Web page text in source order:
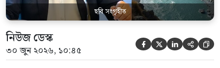
ছবি সংগৃহীত
নিউজ ডেস্ক
৩০ জুন ২০২৬, ১০:৪৫     